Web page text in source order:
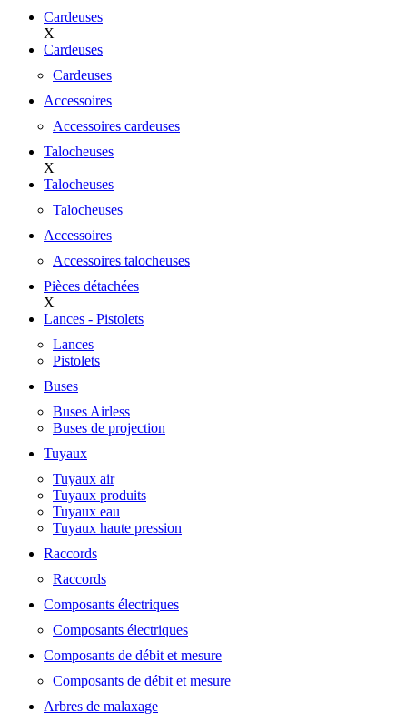
Cardeuses
X
Cardeuses
Cardeuses
Accessoires
Accessoires cardeuses
Talocheuses
X
Talocheuses
Talocheuses
Accessoires
Accessoires talocheuses
Pièces détachées
X
Lances - Pistolets
Lances
Pistolets
Buses
Buses Airless
Buses de projection
Tuyaux
Tuyaux air
Tuyaux produits
Tuyaux eau
Tuyaux haute pression
Raccords
Raccords
Composants électriques
Composants électriques
Composants de débit et mesure
Composants de débit et mesure
Arbres de malaxage